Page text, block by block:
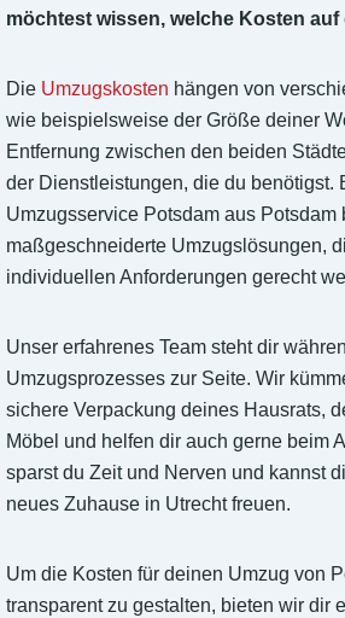
möchtest wissen, welche Kosten
Die Umzugskosten hängen von
wie beispielsweise der Größe deiner
Entfernung zwischen den beiden
der Dienstleistungen, die du benötigst.
Umzugsservice Potsdam aus Potsdam
maßgeschneiderte Umzugslösungen,
individuellen Anforderungen gerecht
Unser erfahrenes Team steht dir
Umzugsprozesses zur Seite. Wir
sichere Verpackung deines Hausrats,
Möbel und helfen dir auch gerne beim
sparst du Zeit und Nerven und kannst
neues Zuhause in Utrecht freuen.
Um die Kosten für deinen Umzug von
transparent zu gestalten, bieten wir dir